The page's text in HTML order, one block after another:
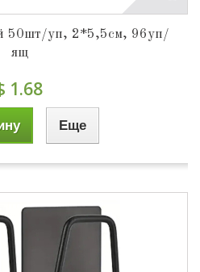
50шт/уп, 2*5,5см, 96уп/
ящ
1.68
Еще